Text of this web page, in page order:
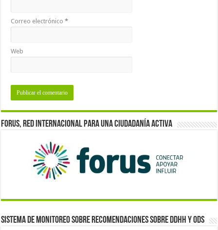
Correo electrónico*
Web
Forus, red internacional para una ciudadanía activa
Sistema de monitoreo sobre recomendaciones sobre DDHH y ODS